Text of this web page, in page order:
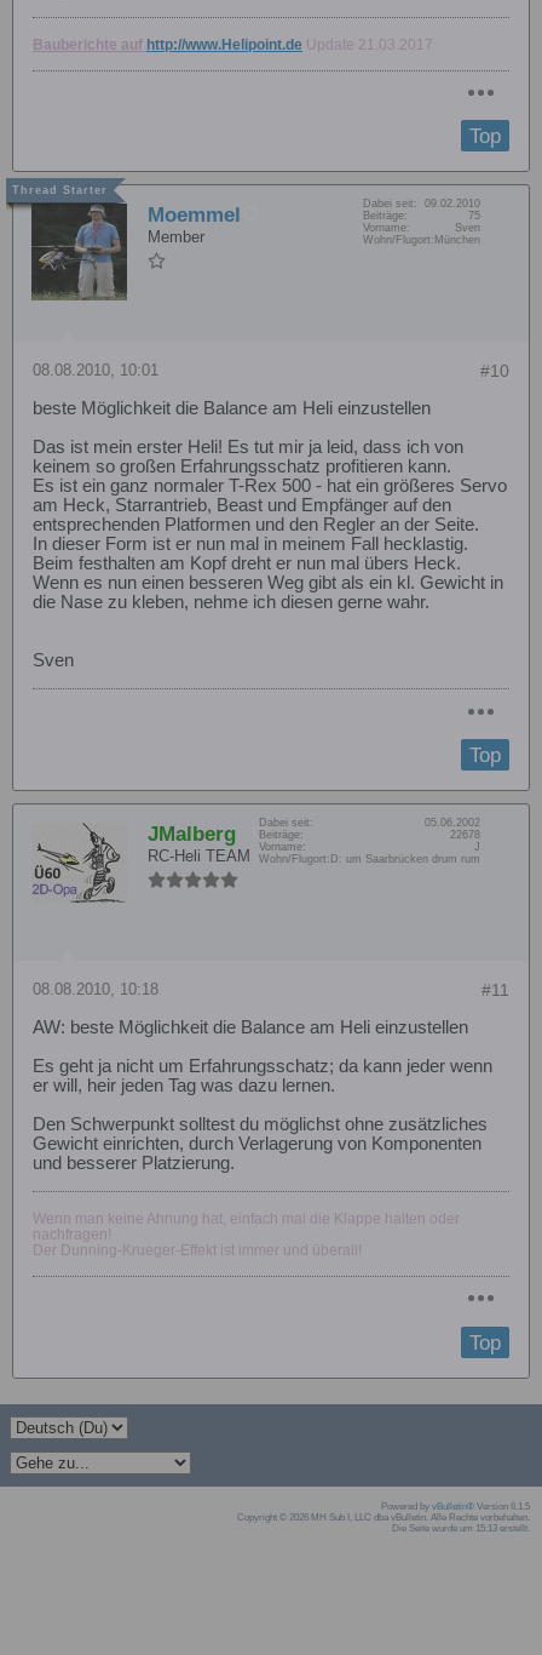
Bauberichte auf http://www.Helipoint.de Update 21.03.2017
Top
Moemmel
Member
Dabei seit:
09.02.2010
Beiträge:
75
Vorname:
Sven
Wohn/Flugort: München
#10
08.08.2010, 10:01
beste Möglichkeit die Balance am Heli einzustellen
Das ist mein erster Heli! Es tut mir ja leid, dass ich von
keinem so großen Erfahrungsschatz profitieren kann.
Es ist ein ganz normaler T-Rex 500 - hat ein größeres Servo
am Heck, Starrantrieb, Beast und Empfänger auf den
entsprechenden Platformen und den Regler an der Seite.
In dieser Form ist er nun mal in meinem Fall hecklastig.
Beim festhalten am Kopf dreht er nun mal übers Heck.
Wenn es nun einen besseren Weg gibt als ein kl. Gewicht in
die Nase zu kleben, nehme ich diesen gerne wahr.
Sven
Top
JMalberg
RC-Heli TEAM
Dabei seit:
05.06.2002
Beiträge:
22678
Vorname:
J
Wohn/Flugort: D: um Saarbrücken drum rum
#11
08.08.2010, 10:18
AW: beste Möglichkeit die Balance am Heli einzustellen
Es geht ja nicht um Erfahrungsschatz; da kann jeder wenn
er will, heir jeden Tag was dazu lernen.
Den Schwerpunkt solltest du möglichst ohne zusätzliches
Gewicht einrichten, durch Verlagerung von Komponenten
und besserer Platzierung.
Wenn man keine Ahnung hat, einfach mal die Klappe halten oder
nachfragen!
Der Dunning-Krueger-Effekt ist immer und überall!
Top
Powered by vBulletin® Version 6.1.5
Copyright © 2026 MH Sub I, LLC dba vBulletin. Alle Rechte vorbehalten.
Die Seite wurde um 15:13 erstellt.